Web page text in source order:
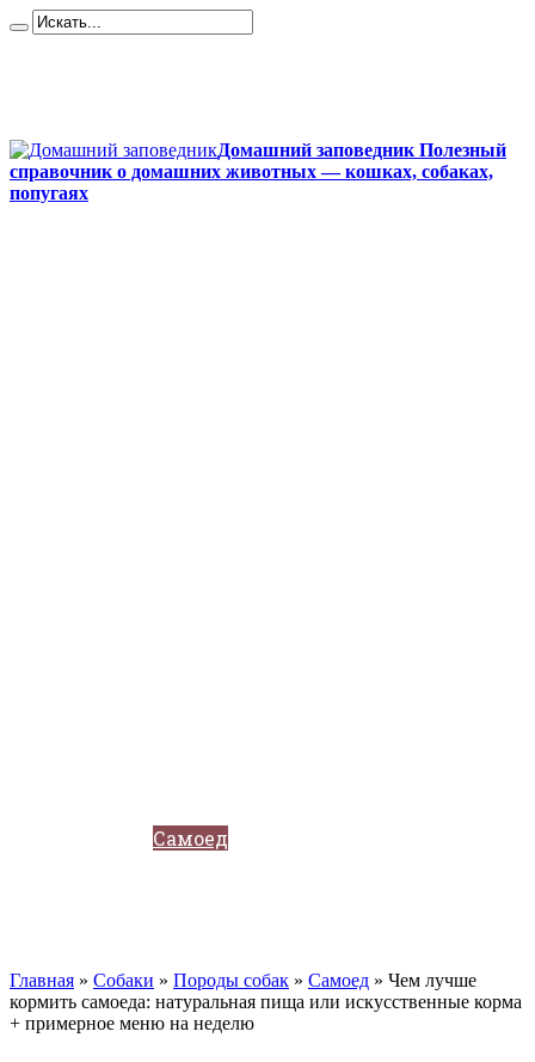
Домашний заповедник Полезный
справочник о домашних животных — кошках, собаках,
попугаях
Самоед
Главная » Собаки » Породы собак » Самоед » Чем лучше
кормить самоеда: натуральная пища или искусственные корма
+ примерное меню на неделю